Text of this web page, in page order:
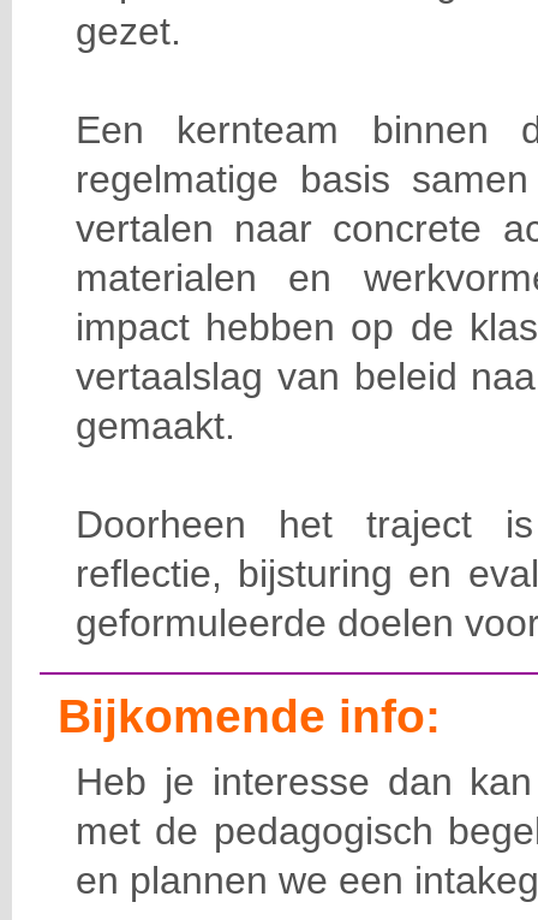
gezet.
Een kernteam binnen
regelmatige basis
vertalen naar concrete
materialen en
impact hebben op de
vertaalslag van beleid
gemaakt.
Doorheen het traject
reflectie, bijsturing en
geformuleerde doelen
Bijkomende info:
Heb je interesse dan
met de pedagogisch
en plannen we een